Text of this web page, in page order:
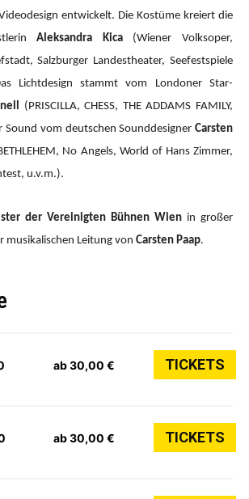
entwickelt. Die Kostüme kreiert die
Aleksandra Kica(Wiener Volksoper,
Salzburger Landestheater, Seefestspiele
Lichtdesign stammt vom Londoner Star-
(PRISCILLA, CHESS, THE ADDAMS FAMILY,
Sound vom deutschen Sounddesigner Carsten
No Angels, World of Hans Zimmer,
u.v.m.).
der Vereinigten Bühnen Wien in großer
musikalischen Leitung von Carsten Paap.
ab 30,00 € TICKETS
ab 30,00 € TICKETS